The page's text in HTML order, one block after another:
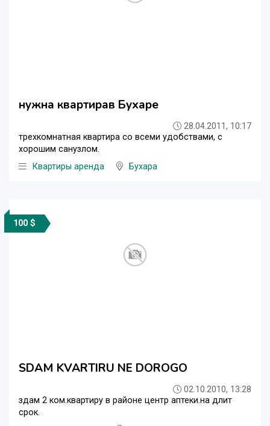
нужна квартирав Бухаре
28.04.2011, 10:17
трехкомнатная квартира со всеми удобствами, с
хорошим санузлом.
Квартиры аренда
Бухара
100 $
SDAM KVARTIRU NE DOROGO
02.10.2010, 13:28
здам 2 ком.квартиру в районе центр аптеки.на длит
срок.